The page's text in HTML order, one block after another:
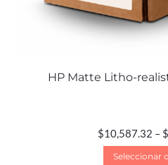
HP Matte Litho-
$10,587.32 – $
Seleccionar